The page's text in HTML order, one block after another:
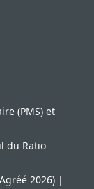
(PMS) et
du Ratio
2026) |